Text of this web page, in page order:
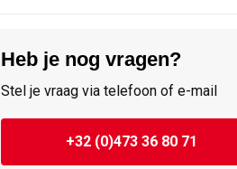
Heb je nog vragen?
Stel je vraag via telefoon of e-mail
+32 (0)473 36 80 71